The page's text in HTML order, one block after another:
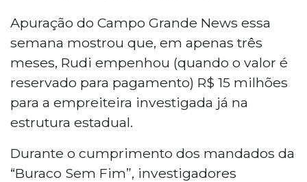
Apuração do Campo Grande News essa
semana mostrou que, em apenas três
meses, Rudi empenhou (quando o valor é
reservado para pagamento) R$ 15 milhões
para a empreiteira investigada já na
estrutura estadual.
Durante o cumprimento dos mandados da
“Buraco Sem Fim”, investigadores